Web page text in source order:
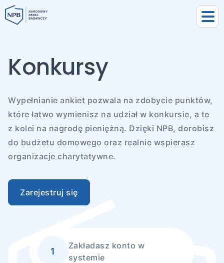
się
Konkursy
Wypełnianie ankiet pozwala na zdobycie punktów,
które łatwo wymienisz na udział w konkursie, a te
z kolei na nagrodę pieniężną. Dzięki NPB, dorobisz
do budżetu domowego oraz realnie wspierasz
organizacje charytatywne.
Zarejestruj się
1
Zakładasz konto w
systemie